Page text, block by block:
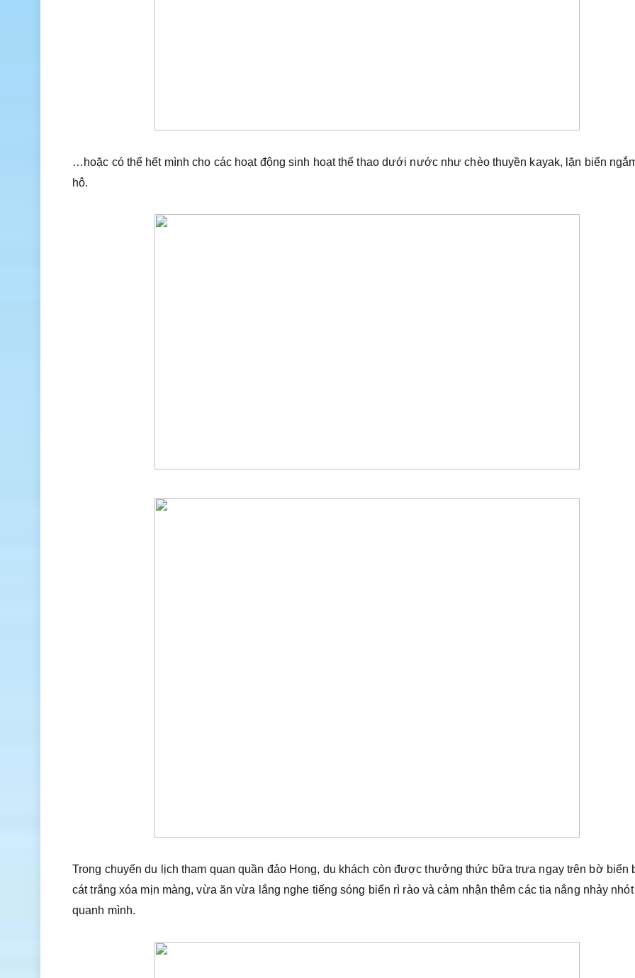
…hoặc có thể hết mình cho các hoạt động sinh hoạt thể thao dưới nước như chèo thuyền kayak, lặn biển
hô.
Trong chuyến du lịch tham quan quần đảo Hong, du khách còn được thưởng thức bữa trưa ngay trên bờ biển
cát trắng xóa mịn màng, vừa ăn vừa lắng nghe tiếng sóng biển rì rào và cảm nhận thêm các tia nắng nhảy nhót
quanh mình.